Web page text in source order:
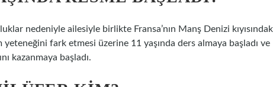
nedeniyle ailesiyle birlikte Fransa’nın Manş Denizi
yeteneğini fark etmesi üzerine 11 yaşında ders almaya başladı ve
kazanmaya başladı.